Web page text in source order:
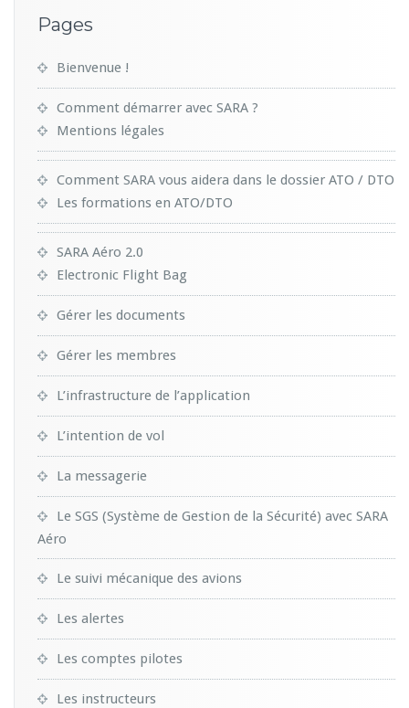
Pages
Bienvenue !
Comment démarrer avec SARA ?
Mentions légales
Comment SARA vous aidera dans le dossier ATO / DTO
Les formations en ATO/DTO
SARA Aéro 2.0
Electronic Flight Bag
Gérer les documents
Gérer les membres
L’infrastructure de l’application
L’intention de vol
La messagerie
Le SGS (Système de Gestion de la Sécurité) avec SARA
Aéro
Le suivi mécanique des avions
Les alertes
Les comptes pilotes
Les instructeurs